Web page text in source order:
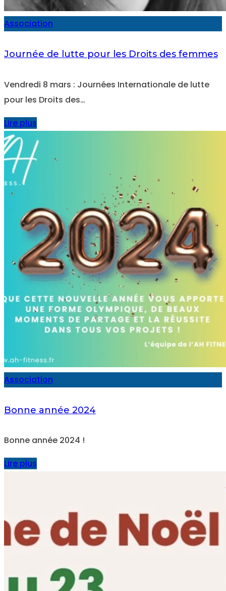
Association
Journée de lutte pour les Droits des femmes
Vendredi 8 mars : Journées Internationale de lutte
pour les Droits des…
Lire plus
Association
Bonne année 2024
Bonne année 2024 !
Lire plus